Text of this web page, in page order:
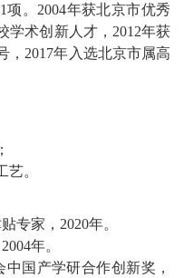
1项 。 2004年获北京市优秀
学术创新人才， 2012年获
， 2017年入选北京市属高
；
艺。
专家 ， 2020年。
2004年。
国产学研合作创新奖，